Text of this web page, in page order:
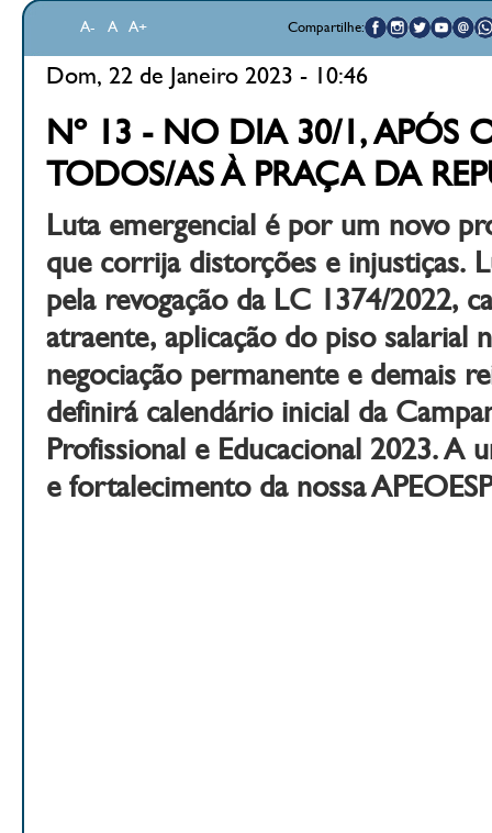
A- A A+ Compartilhe:
Dom, 22 de Janeiro 2023 - 10:46
Nº 13 - NO DIA 30/1, APÓS
TODOS/AS À PRAÇA DA
Luta emergencial é por um novo
que corrija distorções e injustiças.
pela revogação da LC 1374/2022,
atraente, aplicação do piso salarial
negociação permanente e demais
definirá calendário inicial da
Profissional e Educacional 2023. A
e fortalecimento da nossa